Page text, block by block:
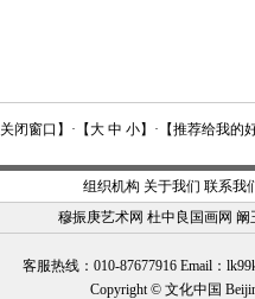
关闭窗口 】·【大 中 小】·【推荐给我的
组织机构 关于我们 联系我
穆振庚艺术网 杜中良国画网 阚
客服热线：010-87677916 Email：
Copyright © 文化中国